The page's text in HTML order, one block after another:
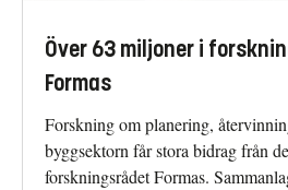
Över 63 miljoner i
Formas
Forskning om planering,
byggsektorn får stora bidrag från
forskningsrådet Formas.